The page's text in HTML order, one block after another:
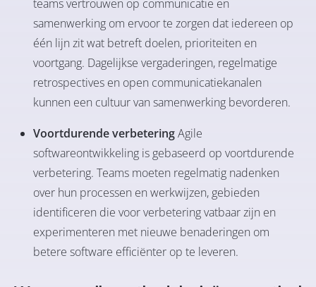
teams vertrouwen op communicatie en
samenwerking om ervoor te zorgen dat iedereen op
één lijn zit wat betreft doelen, prioriteiten en
voortgang. Dagelijkse vergaderingen, regelmatige
retrospectives en open communicatiekanalen
kunnen een cultuur van samenwerking bevorderen.
Voortdurende verbeteringAgile
softwareontwikkeling is gebaseerd op voortdurende
verbetering. Teams moeten regelmatig nadenken
over hun processen en werkwijzen, gebieden
identificeren die voor verbetering vatbaar zijn en
experimenteren met nieuwe benaderingen om
betere software efficiënter op te leveren.